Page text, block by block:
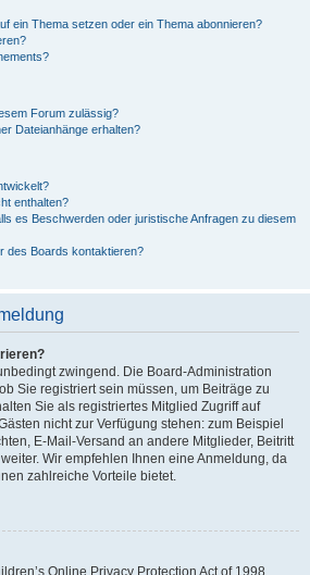
ein Thema setzen oder ein Thema abonnieren?
Forum zulässig?
Dateianhänge erhalten?
enthalten?
es Beschwerden oder juristische Anfragen zu diesem
des Boards kontaktieren?
zwingend. Die Board-Administration
Sie registriert sein müssen, um Beiträge zu
Sie als registriertes Mitglied Zugriff auf
nicht zur Verfügung stehen: zum Beispiel
E-Mail-Versand an andere Mitglieder, Beitritt
Wir empfehlen Ihnen eine Anmeldung, da
zahlreiche Vorteile bietet.
Online Privacy Protection Act of 1998